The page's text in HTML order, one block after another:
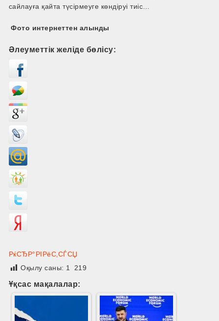
сайлауға қайта түсірмеуге көндіруі тиіс…
Фото интернеттен алынды
Әлеуметтік желіде бөлісу:
РќСЂР°РІРёС‚СЃСЏ
Оқылу саны: 1 219
Ұқсас мақалалар: